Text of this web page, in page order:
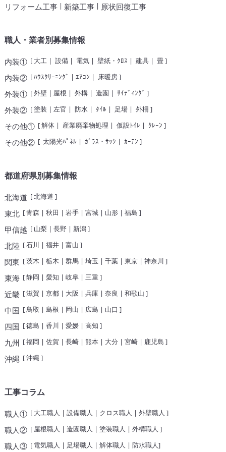
リフォーム工事| 新築工事| 原状回復工事
職人・業者別募集情報
内装①[ 大工| 設備| 電気| 壁紙・ｸﾛｽ | 建具| 畳]
内装②[ﾊｳｽｸﾘｰﾆﾝｸﾞ | ｴｱｺﾝ | 床暖房]
外装①[外壁| 屋根 | 外構| 造園 | ｻｲﾃﾞｨﾝｸﾞ ]
外装②[塗装 | 左官 | 防水| ﾀｲﾙ | 足場| 外柵 ]
その他①[解体| 産業廃棄物処理 | 仮設ﾄｲﾚ | ｸﾚｰﾝ ]
その他②[ 太陽光ﾊﾟﾈﾙ | ｶﾞﾗｽ・ｻｯｼ | ｶｰﾃﾝ ]
都道府県別募集情報
北海道 [北海道 ]
東北 [青森 | 秋田 | 岩手| 宮城| 山形| 福島 ]
甲信越 [ 山梨 | 長野| 新潟]
北陸 [石川 | 福井| 富山 ]
関東 [茨木 | 栃木 | 群馬| 埼玉 | 千葉| 東京| 神奈川 ]
東海[静岡 | 愛知 | 岐阜| 三重]
近畿[滋賀 | 京都| 大阪 | 兵庫| 奈良 | 和歌山 ]
中国 [鳥取 | 島根 | 岡山 | 広島 | 山口 ]
四国 [徳島 | 香川 | 愛媛| 高知 ]
九州 [福岡 | 佐賀 | 長崎| 熊本| 大分 | 宮崎| 鹿児島 ]
沖縄 [沖縄]
工事コラム
職人①[ 大工職人 | 設備職人 | クロス職人 | 外壁職人 ]
職人②[ 屋根職人 | 造園職人 | 塗装職人 | 外構職人 ]
職人③[ 電気職人 | 足場職人 | 解体職人 | 防水職人]